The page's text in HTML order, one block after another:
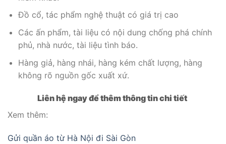
Đồ cổ, tác phẩm nghệ thuật có giá trị cao
Các ấn phẩm, tài liệu có nội dung chống phá chính
phủ, nhà nước, tài liệu tình báo.
Hàng giả, hàng nhái, hàng kém chất lượng, hàng
không rõ nguồn gốc xuất xứ.
Liên hệ ngay để thêm thông tin chi tiết
Xem thêm:
Gửi quần áo từ Hà Nội đi Sài Gòn